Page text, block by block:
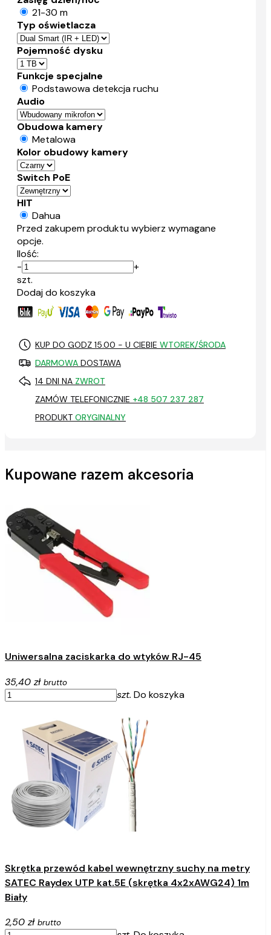
21-30 m
Typ oświetlacza
Pojemność dysku
Funkcje specjalne
Podstawowa detekcja ruchu
Audio
Obudowa kamery
Metalowa
Kolor obudowy kamery
Switch PoE
HIT
Dahua
Przed zakupem produktu wybierz wymagane
opcje.
Ilość:
-
+
szt.
Dodaj do koszyka
KUP DO GODZ 15.00 - U CIEBIE WTOREK/ŚRODA
DARMOWA DOSTAWA
14 DNI NA ZWROT
ZAMÓW TELEFONICZNIE +48 507 237 287
PRODUKT ORYGINALNY
Kupowane razem akcesoria
Uniwersalna zaciskarka do wtyków RJ-45
35,40 zł brutto
szt. Do koszyka
Skrętka przewód kabel wewnętrzny suchy na metry
SATEC Raydex UTP kat.5E (skrętka 4x2xAWG24) 1m
Biały
2,50 zł brutto